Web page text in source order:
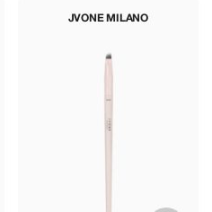
JVONE MILANO